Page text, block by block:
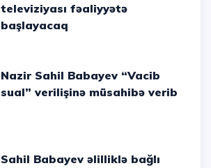
televiziyası fəaliyyətə
başlayacaq
Nazir Sahil Babayev “Vacib
sual” verilişinə müsahibə verib
Sahil Babayev əlilliklə bağlı